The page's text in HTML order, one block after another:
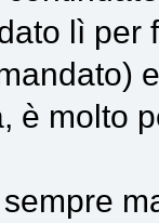
lì per
è molto
sempre